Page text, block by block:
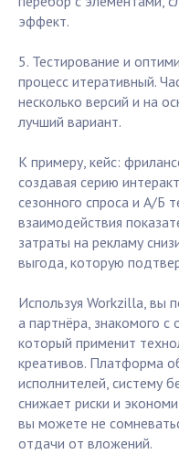
эффект.
5. Тестирование и
процесс итеративный.
несколько версий и на
лучший вариант.
К примеру, кейс:
создавая серию
сезонного спроса и А/Б
взаимодействия
затраты на рекламу
выгода, которую
Используя Workzilla, вы
а партнёра, знакомого
который применит
креативов. Платформа
исполнителей, систему
снижает риски и
вы можете не
отдачи от вложений.